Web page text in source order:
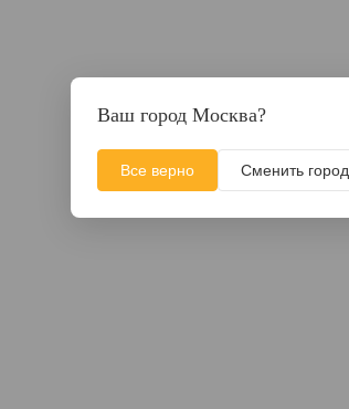
Ваш город Москва?
Все верно Сменить город